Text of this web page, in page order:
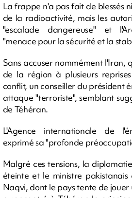
La frappe n'a pas fait de blessés
de la radioactivité, mais les
"escalade dangereuse" et
"menace pour la sécurité et la
Sans accuser nommément l'Iran,
de la région à plusieurs
conflit, un conseiller du président
attaque "terroriste", semblant
de Téhéran.
L'Agence internationale de
exprimé sa "profonde
Malgré ces tensions, la
éteinte et le ministre pakistanais
Naqvi, dont le pays tente de